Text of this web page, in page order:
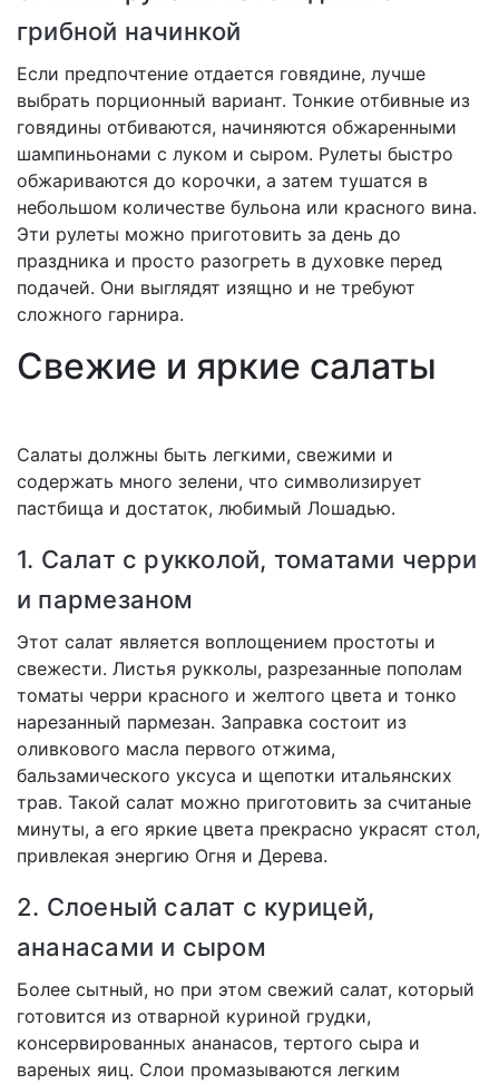
грибной начинкой
Если предпочтение отдается говядине, лучше
выбрать порционный вариант. Тонкие отбивные из
говядины отбиваются, начиняются обжаренными
шампиньонами с луком и сыром. Рулеты быстро
обжариваются до корочки, а затем тушатся в
небольшом количестве бульона или красного вина.
Эти рулеты можно приготовить за день до
праздника и просто разогреть в духовке перед
подачей. Они выглядят изящно и не требуют
сложного гарнира.
Свежие и яркие салаты
Салаты должны быть легкими, свежими и
содержать много зелени, что символизирует
пастбища и достаток, любимый Лошадью.
1. Салат с рукколой, томатами черри
и пармезаном
Этот салат является воплощением простоты и
свежести. Листья рукколы, разрезанные пополам
томаты черри красного и желтого цвета и тонко
нарезанный пармезан. Заправка состоит из
оливкового масла первого отжима,
бальзамического уксуса и щепотки итальянских
трав. Такой салат можно приготовить за считаные
минуты, а его яркие цвета прекрасно украсят стол,
привлекая энергию Огня и Дерева.
2. Слоеный салат с курицей,
ананасами и сыром
Более сытный, но при этом свежий салат, который
готовится из отварной куриной грудки,
консервированных ананасов, тертого сыра и
вареных яиц. Слои промазываются легким